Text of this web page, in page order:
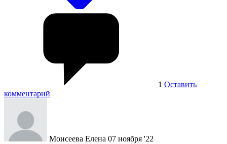
1 Оставить
комментарий
Моисеева Елена 07 ноября '22